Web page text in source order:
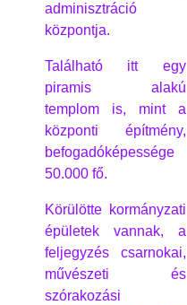
adminisztráció
központja.
Található itt egy
piramis alakú
templom is, mint a
központi építmény,
befogadóképessége
50.000 fő.
Körülötte kormányzati
épületek vannak, a
feljegyzés csarnokai,
művészeti és
szórakozási